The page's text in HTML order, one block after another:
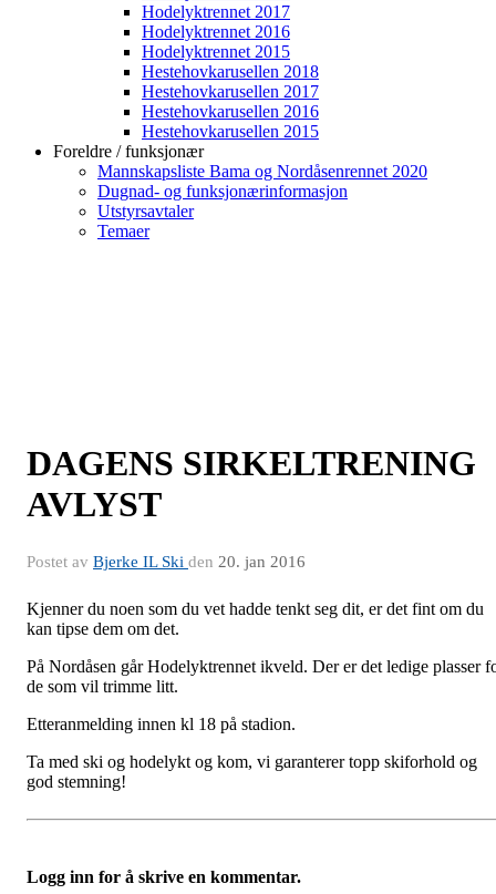
Hodelyktrennet 2017
Hodelyktrennet 2016
Hodelyktrennet 2015
Hestehovkarusellen 2018
Hestehovkarusellen 2017
Hestehovkarusellen 2016
Hestehovkarusellen 2015
Foreldre / funksjonær
Mannskapsliste Bama og Nordåsenrennet 2020
Dugnad- og funksjonærinformasjon
Utstyrsavtaler
Temaer
DAGENS SIRKELTRENING
AVLYST
Postet av Bjerke IL Ski den 20. jan 2016
Kjenner du noen som du vet hadde tenkt seg dit, er det fint om du
kan tipse dem om det.
På Nordåsen går Hodelyktrennet ikveld. Der er det ledige plasser
de som vil trimme litt.
Etteranmelding innen kl 18 på stadion.
Ta med ski og hodelykt og kom, vi garanterer topp skiforhold og
god stemning!
Logg inn for å skrive en kommentar.